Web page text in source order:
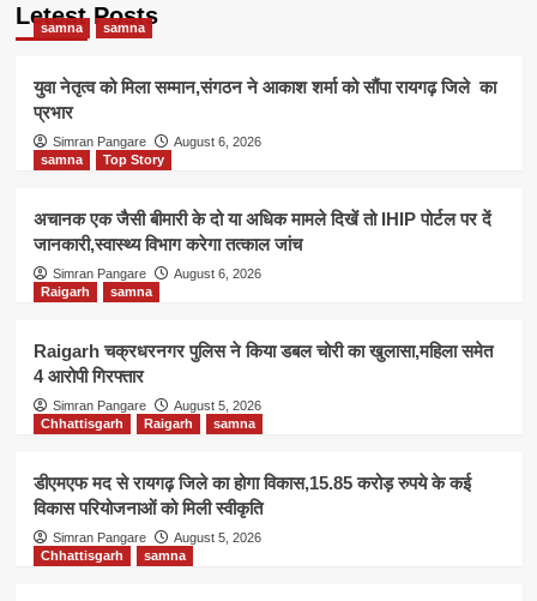
Letest Posts
samna samna
युवा नेतृत्व को मिला सम्मान,संगठन ने आकाश शर्मा को सौंपा रायगढ़ जिले का
प्रभार
Simran Pangare
August 6, 2026
samna
Top Story
अचानक एक जैसी बीमारी के दो या अधिक मामले दिखें तो IHIP पोर्टल पर दें
जानकारी,स्वास्थ्य विभाग करेगा तत्काल जांच
Simran Pangare
August 6, 2026
Raigarh
samna
Raigarh चक्रधरनगर पुलिस ने किया डबल चोरी का खुलासा,महिला समेत
4 आरोपी गिरफ्तार
Simran Pangare
August 5, 2026
Chhattisgarh
Raigarh samna
डीएमएफ मद से रायगढ़ जिले का होगा विकास,15.85 करोड़ रुपये के कई
विकास परियोजनाओं को मिली स्वीकृति
Simran Pangare
August 5, 2026
Chhattisgarh
samna